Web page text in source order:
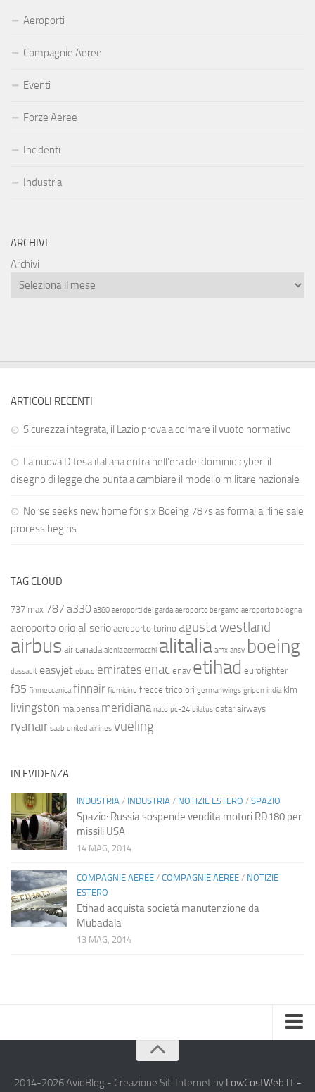
Aeroporti
Compagnie Aeree
Eventi
Forze Aeree
Incidenti
Industria
ARCHIVI
Archivi
ARTICOLI RECENTI
Sicurezza integrata, il Lazio prova a colmare il vuoto normativo
La nuova Difesa italiana entra nell’era del dominio cyber: il
disegno di legge che punta a cambiare il modello militare nazionale
Norse seeks new home for six Boeing 787s as formal airline sale
process begins
TAG CLOUD
737 max 787 a330 a380 aeroporti del garda aeroporto bergamo aeroporto bologna
aeroporto orio al serio aeroporto torino agusta westland
airbus air canada alenia aermacchi alitalia amx ansv boeing
dassault easyjet ebace emirates enac enav etihad eurofighter
f35 finmeccanica finnair fiumicino frecce tricolori germanwings gripen india klm
livingston malpensa meridiana nato pc-24 pilatus qatar airways
ryanair saab united airlines vueling
IN EVIDENZA
INDUSTRIA / INDUSTRIA / NOTIZIE ESTERO / SPAZIO
Spazio: Russia sospende vendita motori RD180 per
missili USA
14 MAG, 2014
COMPAGNIE AEREE / COMPAGNIE AEREE / NOTIZIE
ESTERO
Etihad acquista società manutenzione da
Mubadala
13 MAG, 2014
Chi Siamo
2014-2026 AvioBlog - Creazione Siti Internet by LowCostWeb.IT -